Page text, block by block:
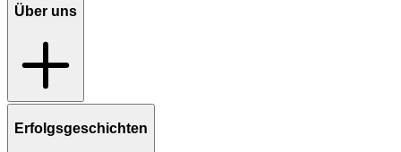
Über uns
Erfolgsgeschichten